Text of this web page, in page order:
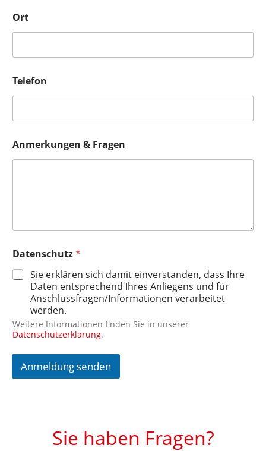
Ort
Telefon
Anmerkungen & Fragen
Datenschutz*
Sie erklären sich damit einverstanden, dass Ihre
Daten entsprechend Ihres Anliegens und für
Anschlussfragen/Informationen verarbeitet
werden.
Weitere Informationen finden Sie in unserer
Datenschutzerklärung.
Anmeldung senden
Sie haben Fragen?